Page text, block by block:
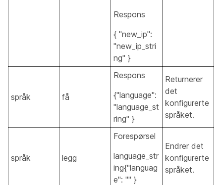
Respons
{ "new_ip":
"new_ip_stri
ng" }
språk få
Respons
{"language":
"language_st
ring" }
Returnerer
det
konfigurerte
språket.
språk legg
Forespørsel
language_str
ing{"languag
e": "" }
Endrer det
konfigurerte
språket.